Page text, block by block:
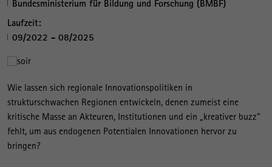
Bundesministerium für Bildung und Forschung (BMBF)
Laufzeit:
09/2022 - 08/2025
Wie lassen sich regionale Innovationspolitiken in
strukturschwachen Regionen entwickeln, denen zumeist eine
kritische Masse an Akteuren, Institutionen und ein „kreativer buzz“
fehlt, um aus endogenen Potentialen Innovationen hervor zu
bringen?